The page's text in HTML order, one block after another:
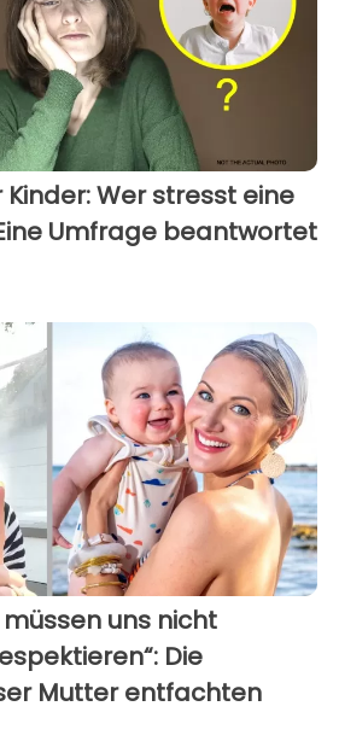
Wer stresst eine
Umfrage beantwortet
müssen uns nicht
Die
Mutter entfachten